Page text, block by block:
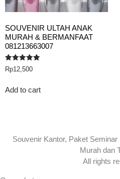
SOUVENIR ULTAH ANAK
MURAH & BERMANFAAT
081213663007
Rated
5.00
Rp12,500
Add to cart
Souvenir Kantor, Paket
Murah dan
All rights